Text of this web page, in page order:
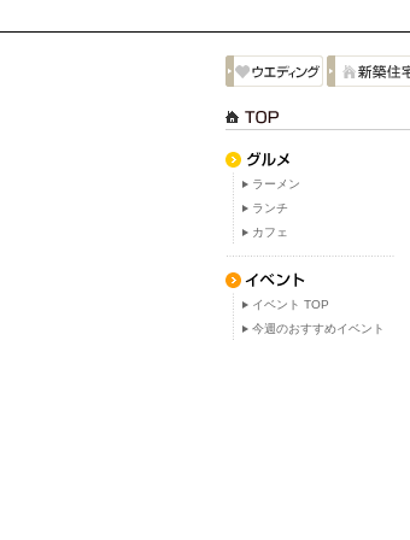
ラーメン
ランチ
カフェ
イベント TOP
今週のおすすめイベント